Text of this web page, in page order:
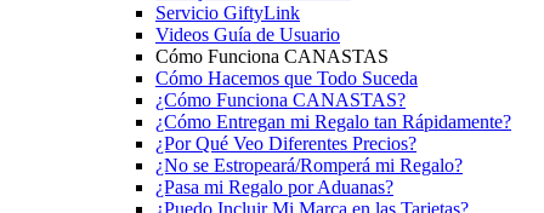
Servicio GiftyLink
Videos Guía de Usuario
Cómo Funciona CANASTAS
Cómo Hacemos que Todo Suceda
¿Cómo Funciona CANASTAS?
¿Cómo Entregan mi Regalo tan Rápidamente?
¿Por Qué Veo Diferentes Precios?
¿No se Estropeará/Romperá mi Regalo?
¿Pasa mi Regalo por Aduanas?
¿Puedo Incluir Mi Marca en las Tarjetas?